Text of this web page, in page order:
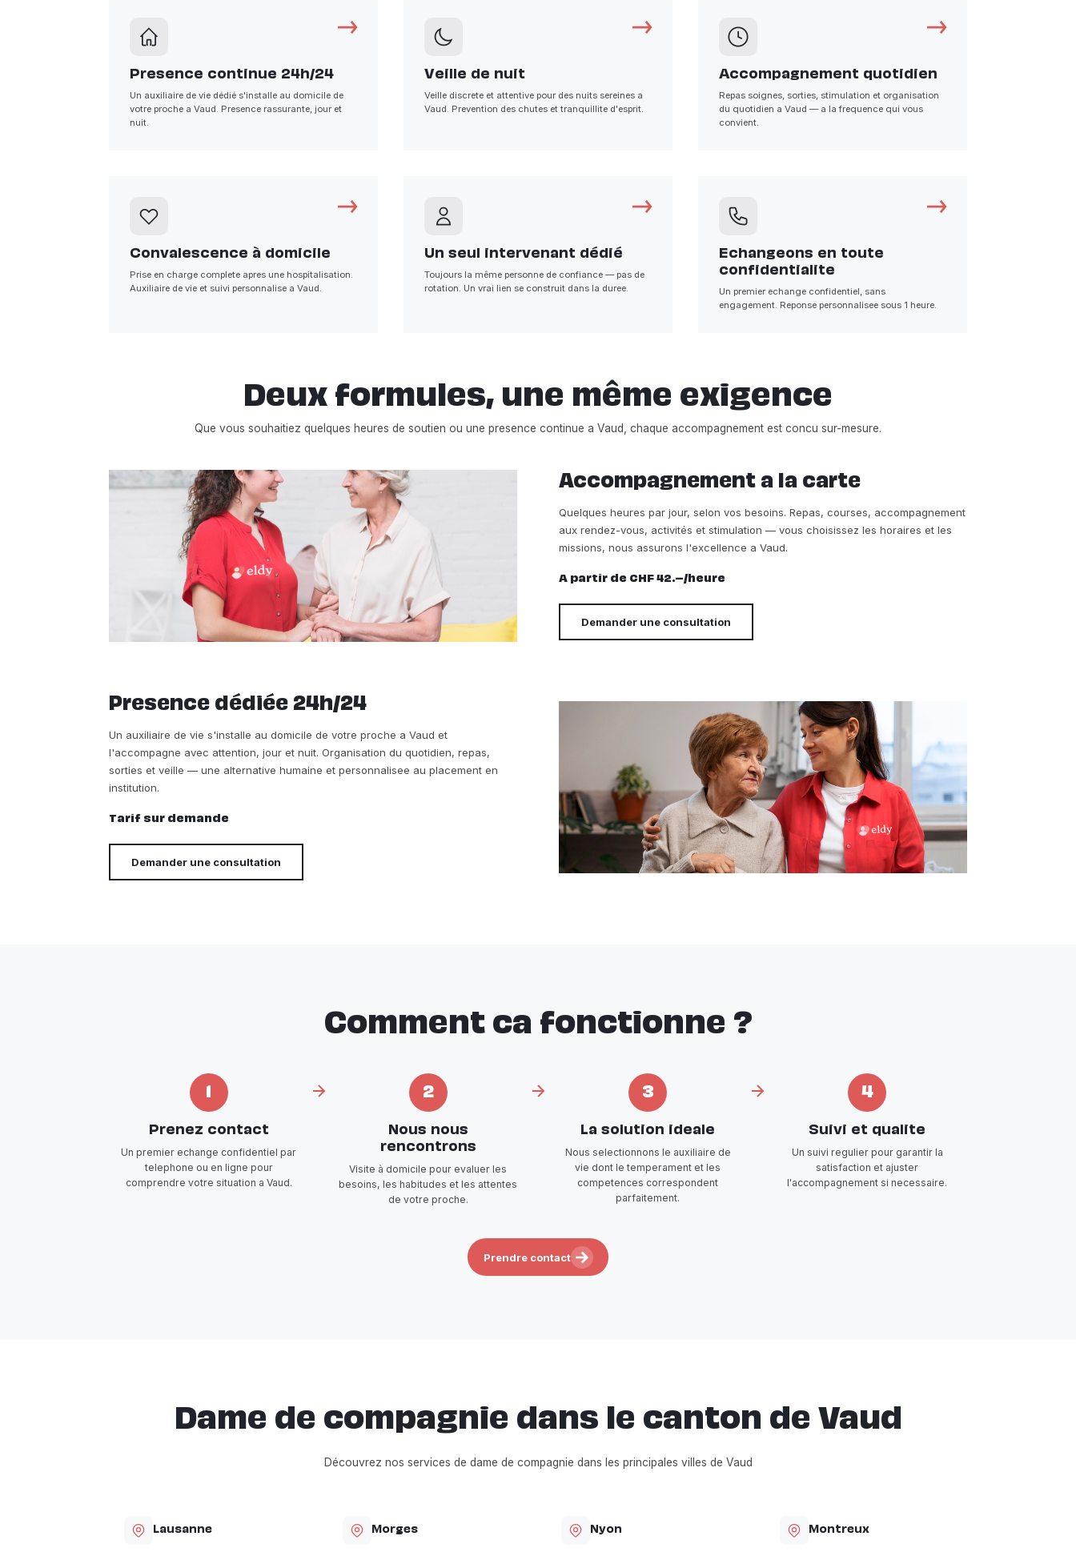
Presence continue 24h/24
Un auxiliaire de vie dédié s'installe au domicile de
votre proche a Vaud. Presence rassurante, jour et
nuit.
Veille de nuit
Veille discrete et attentive pour des nuits sereines a
Vaud. Prevention des chutes et tranquillite d'esprit.
Accompagnement quotidien
Repas soignes, sorties, stimulation et organisation
du quotidien a Vaud — a la frequence qui vous
convient.
Convalescence à domicile
Prise en charge complete apres une hospitalisation.
Auxiliaire de vie et suivi personnalise a Vaud.
Un seul intervenant dédié
Toujours la même personne de confiance — pas de
rotation. Un vrai lien se construit dans la duree.
Echangeons en toute
confidentialite
Un premier echange confidentiel, sans
engagement. Reponse personnalisee sous 1 heure.
Deux formules, une même exigence
Que vous souhaitiez quelques heures de soutien ou une presence continue a Vaud, chaque accompagnement est concu sur-mesure.
Accompagnement a la carte
Quelques heures par jour, selon vos besoins. Repas, courses, accompagnement
aux rendez-vous, activités et stimulation — vous choisissez les horaires et les
missions, nous assurons l'excellence a Vaud.
A partir de CHF 42.–/heure
Demander une consultation
Presence dédiée 24h/24
Un auxiliaire de vie s'installe au domicile de votre proche a Vaud et
l'accompagne avec attention, jour et nuit. Organisation du quotidien, repas,
sorties et veille — une alternative humaine et personnalisee au placement en
institution.
Tarif sur demande
Demander une consultation
Comment ca fonctionne ?
Prenez contact
Un premier echange confidentiel par
telephone ou en ligne pour
comprendre votre situation a Vaud.
2
Nous nous
rencontrons
Visite à domicile pour evaluer les
besoins, les habitudes et les attentes
de votre proche.
3
La solution ideale
Nous selectionnons le auxiliaire de
vie dont le temperament et les
competences correspondent
parfaitement.
4
Suivi et qualite
Un suivi regulier pour garantir la
satisfaction et ajuster
l'accompagnement si necessaire.
Prendre contact
Dame de compagnie dans le canton de Vaud
Découvrez nos services de dame de compagnie dans les principales villes de Vaud
Lausanne Morges Nyon Montreux